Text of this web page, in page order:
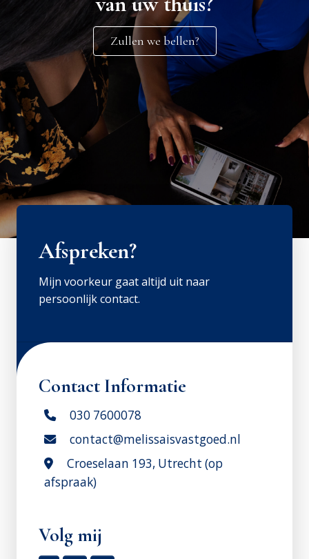
Zullen we bellen?
Afspreken?
Mijn voorkeur gaat altijd uit naar
persoonlijk contact.
Contact Informatie
030 7600078
contact@melissaisvastgoed.nl
Croeselaan 193, Utrecht (op
afspraak)
Volg mij